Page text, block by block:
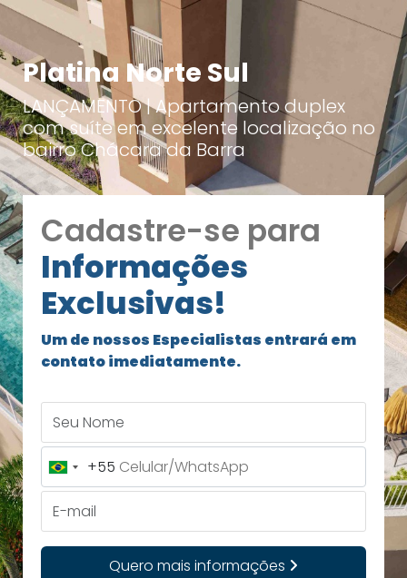
Platina Norte Sul
LANÇAMENTO | Apartamento duplex
com suíte em excelente localização no
bairro Chácara da Barra
Cadastre-se para
Informações
Exclusivas!
Um de nossos Especialistas entrará em
contato imediatamente.
Brazil
+55
+55
Quero mais informações